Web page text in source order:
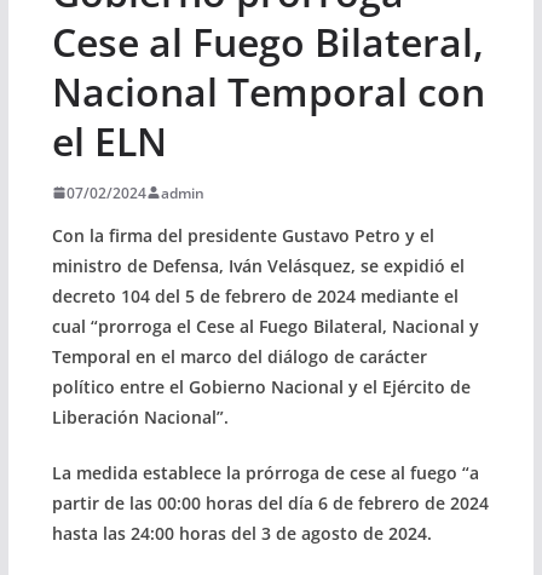
Cese al Fuego Bilateral,
Nacional Temporal con
el ELN
07/02/2024 admin
Con la firma del presidente Gustavo Petro y el
ministro de Defensa, Iván Velásquez, se expidió el
decreto 104 del 5 de febrero de 2024 mediante el
cual “prorroga el Cese al Fuego Bilateral, Nacional y
Temporal en el marco del diálogo de carácter
político entre el Gobierno Nacional y el Ejército de
Liberación Nacional”.
La medida establece la prórroga de cese al fuego “a
partir de las 00:00 horas del día 6 de febrero de 2024
hasta las 24:00 horas del 3 de agosto de 2024.